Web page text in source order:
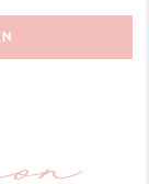
mm